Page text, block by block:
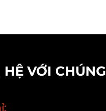
Toàn bộ đội ngũ của
Các khách hàng được
kế nhằm hỗ trợ hợp tác
HỆ VỚI CHÚNG